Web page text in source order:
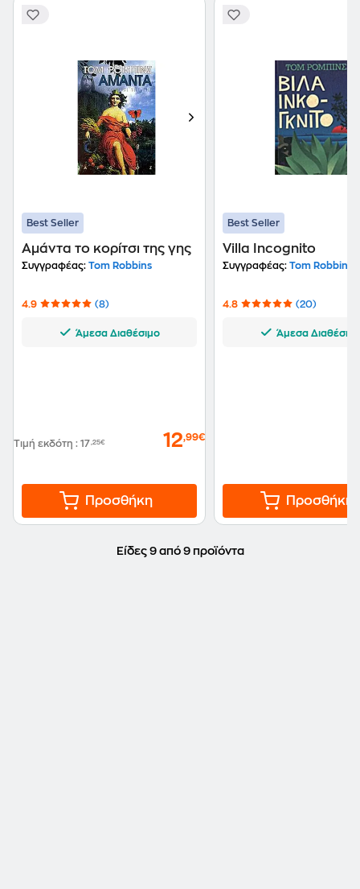
Best Seller
Αμάντα το κορίτσι της γης
Συγγραφέας: Tom Robbins
4.9 (8)
Άμεσα Διαθέσιμο
Τιμή εκδότη : 17,25€ 12,99€
Προσθήκη
Best Seller
Villa Incognito
Συγγραφέας: Tom Robbins
4.8 (20)
Άμεσα Διαθέσιμο
Προσθήκη
Είδες 9 από 9 προϊόντα